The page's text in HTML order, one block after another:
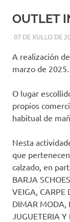
OUTLET
07 DE XULLO DE
A realización
marzo de 2025.
O lugar
propios
habitual de
Nesta
que
calzado, en
BARJA
VEIGA, CARPE
DIMAR MODA,
JUGUETERIA Y